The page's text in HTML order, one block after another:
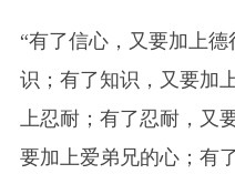
“有了信心，又要加上
识；有了知识，又要加
上忍耐；有了忍耐，又
要加上爱弟兄的心；有